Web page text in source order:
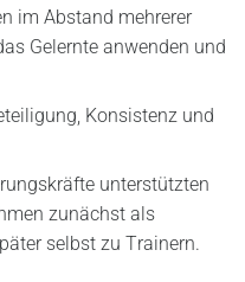
im Abstand mehrerer
Gelernte anwenden und
Konsistenz und
unterstützten
zunächst als
selbst zu Trainern.